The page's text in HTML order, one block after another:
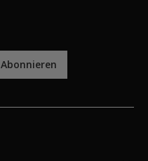
Abonnieren